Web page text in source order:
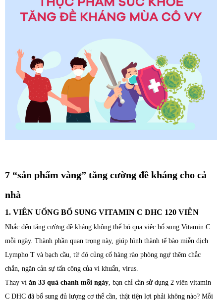
7 “sản phẩm vàng” tăng cường đề kháng cho cả
nhà
1. VIÊN UỐNG BỔ SUNG VITAMIN C DHC 120 VIÊN
Nhắc đến tăng cường đề kháng không thể bỏ qua việc bổ sung Vitamin C
mỗi ngày. Thành phần quan trọng này, giúp hình thành tế bào miễn dịch
Lympho T và bạch cầu, từ đó củng cố hàng rào phòng ngự thêm chắc
chắn, ngăn cản sự tấn công của vi khuẩn, virus.
Thay vì ăn 33 quả chanh mỗi ngày, bạn chỉ cần sử dụng 2 viên vitamin
C DHC đã bổ sung đủ lượng cơ thể cần, thật tiện lợi phải không nào? Mỗi